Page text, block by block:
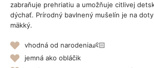
zabraňuje prehriatiu a umožňuje citlivej
dýchať. Prírodný bavlnený mušelín je na
mäkký.
vhodná od narodenia👶🏻
jemná ako obláčik